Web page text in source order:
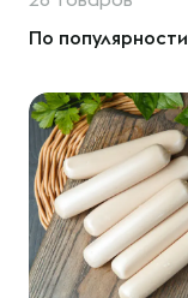
По популярности